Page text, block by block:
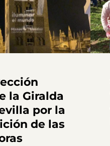
la Giralda
por la
de las